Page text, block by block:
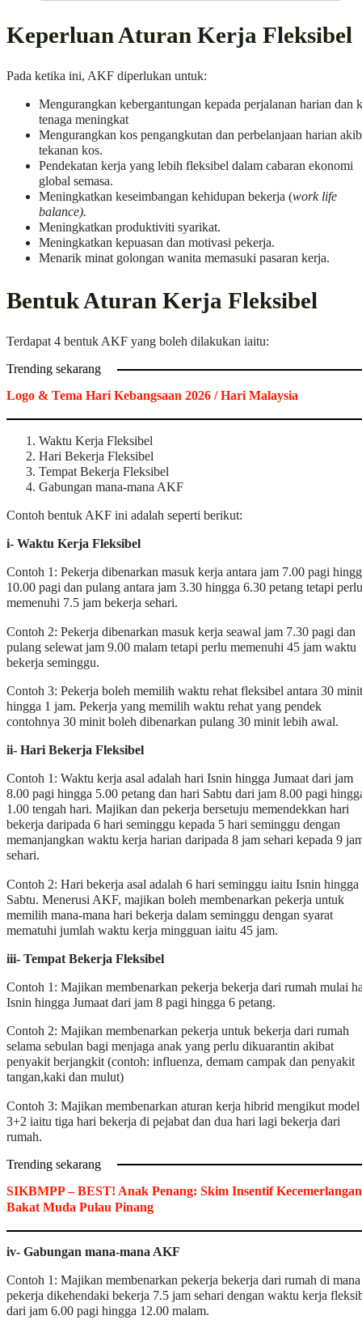
Keperluan Aturan Kerja Fleksibel
Pada ketika ini, AKF diperlukan untuk:
Mengurangkan kebergantungan kepada perjalanan harian dan
tenaga meningkat
Mengurangkan kos pengangkutan dan perbelanjaan harian
tekanan kos.
Pendekatan kerja yang lebih fleksibel dalam cabaran ekonomi
global semasa.
Meningkatkan keseimbangan kehidupan bekerja (work life
balance).
Meningkatkan produktiviti syarikat.
Meningkatkan kepuasan dan motivasi pekerja.
Menarik minat golongan wanita memasuki pasaran kerja.
Bentuk Aturan Kerja Fleksibel
Terdapat 4 bentuk AKF yang boleh dilakukan iaitu:
Trending sekarang
Logo & Tema Hari Kebangsaan 2026 / Hari Malaysia
Waktu Kerja Fleksibel
Hari Bekerja Fleksibel
Tempat Bekerja Fleksibel
Gabungan mana-mana AKF
Contoh bentuk AKF ini adalah seperti berikut:
i- Waktu Kerja Fleksibel
Contoh 1: Pekerja dibenarkan masuk kerja antara jam 7.00 pagi
10.00 pagi dan pulang antara jam 3.30 hingga 6.30 petang tetapi perlu
memenuhi 7.5 jam bekerja sehari.
Contoh 2: Pekerja dibenarkan masuk kerja seawal jam 7.30 pagi dan
pulang selewat jam 9.00 malam tetapi perlu memenuhi 45 jam waktu
bekerja seminggu.
Contoh 3: Pekerja boleh memilih waktu rehat fleksibel antara 30 minit
hingga 1 jam. Pekerja yang memilih waktu rehat yang pendek
contohnya 30 minit boleh dibenarkan pulang 30 minit lebih awal.
ii- Hari Bekerja Fleksibel
Contoh 1: Waktu kerja asal adalah hari Isnin hingga Jumaat dari jam
8.00 pagi hingga 5.00 petang dan hari Sabtu dari jam 8.00 pagi
1.00 tengah hari. Majikan dan pekerja bersetuju memendekkan hari
bekerja daripada 6 hari seminggu kepada 5 hari seminggu dengan
memanjangkan waktu kerja harian daripada 8 jam sehari kepada 9
sehari.
Contoh 2: Hari bekerja asal adalah 6 hari seminggu iaitu Isnin hingga
Sabtu. Menerusi AKF, majikan boleh membenarkan pekerja untuk
memilih mana-mana hari bekerja dalam seminggu dengan syarat
mematuhi jumlah waktu kerja mingguan iaitu 45 jam.
iii- Tempat Bekerja Fleksibel
Contoh 1: Majikan membenarkan pekerja bekerja dari rumah mulai
Isnin hingga Jumaat dari jam 8 pagi hingga 6 petang.
Contoh 2: Majikan membenarkan pekerja untuk bekerja dari rumah
selama sebulan bagi menjaga anak yang perlu dikuarantin akibat
penyakit berjangkit (contoh: influenza, demam campak dan penyakit
tangan,kaki dan mulut)
Contoh 3: Majikan membenarkan aturan kerja hibrid mengikut model
3+2 iaitu tiga hari bekerja di pejabat dan dua hari lagi bekerja dari
rumah.
Trending sekarang
SIKBMPP – BEST! Anak Penang: Skim Insentif Kecemerlangan
Bakat Muda Pulau Pinang
iv- Gabungan mana-mana AKF
Contoh 1: Majikan membenarkan pekerja bekerja dari rumah di mana
pekerja dikehendaki bekerja 7.5 jam sehari dengan waktu kerja
dari jam 6.00 pagi hingga 12.00 malam.